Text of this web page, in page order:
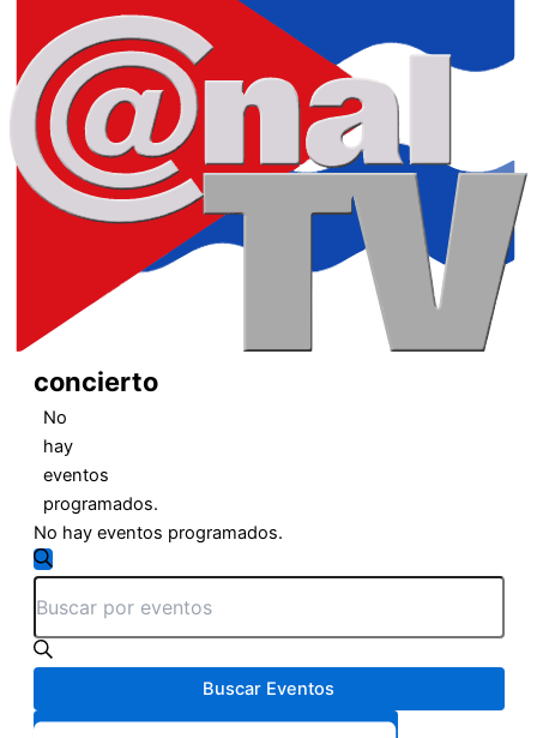
concierto
No
hay
eventos
programados.
No hay eventos programados.
Navegación
de
búsqueda
Buscar
Introduce
la
palabra
clave.
Eventos
para
Buscar Eventos
Navegación